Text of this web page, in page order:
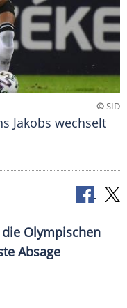
©SID
Jakobs wechselt
Olympischen
Absage